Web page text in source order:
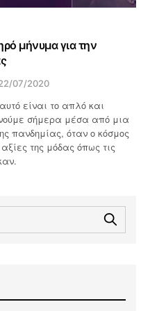
μήνυμα για την
07/2020
είναι το απλό και
σήμερα μέσα από μια
πανδημίας, όταν ο κόσμος
της μόδας όπως τις